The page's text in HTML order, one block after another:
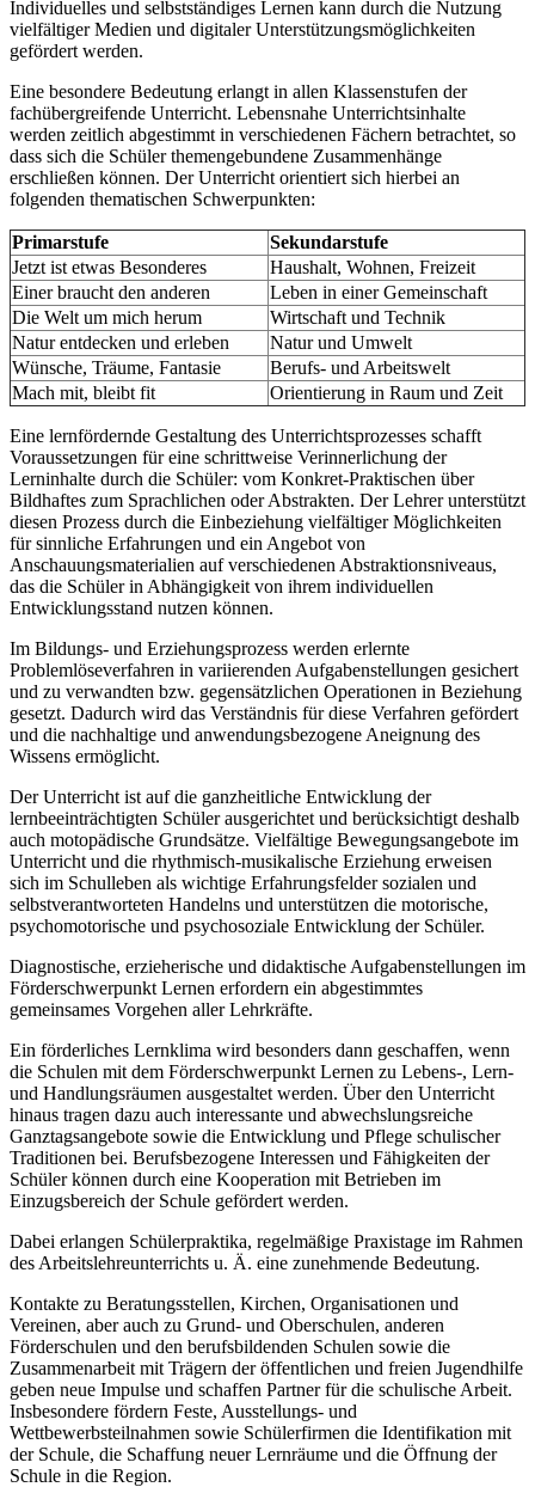
Individuelles und selbstständiges Lernen kann durch die Nutzung
vielfältiger Medien und digitaler Unterstützungsmöglichkeiten
gefördert werden.
Eine besondere Bedeutung erlangt in allen Klassenstufen der
fachübergreifende Unterricht. Lebensnahe Unterrichtsinhalte
werden zeitlich abgestimmt in verschiedenen Fächern betrachtet, so
dass sich die Schüler themengebundene Zusammenhänge
erschließen können. Der Unterricht orientiert sich hierbei an
folgenden thematischen Schwerpunkten:
Primarstufe
Sekundarstufe
Jetzt ist etwas Besonderes
Haushalt, Wohnen, Freizeit
Einer braucht den anderen
Leben in einer Gemeinschaft
Die Welt um mich herum
Wirtschaft und Technik
Natur entdecken und erleben
Natur und Umwelt
Wünsche, Träume, Fantasie
Berufs- und Arbeitswelt
Mach mit, bleibt fit
Orientierung in Raum und Zeit
Eine lernfördernde Gestaltung des Unterrichtsprozesses schafft
Voraussetzungen für eine schrittweise Verinnerlichung der
Lerninhalte durch die Schüler: vom Konkret-Praktischen über
Bildhaftes zum Sprachlichen oder Abstrakten. Der Lehrer unterstützt
diesen Prozess durch die Einbeziehung vielfältiger Möglichkeiten
für sinnliche Erfahrungen und ein Angebot von
Anschauungsmaterialien auf verschiedenen Abstraktionsniveaus,
das die Schüler in Abhängigkeit von ihrem individuellen
Entwicklungsstand nutzen können.
Im Bildungs- und Erziehungsprozess werden erlernte
Problemlöseverfahren in variierenden Aufgabenstellungen gesichert
und zu verwandten bzw. gegensätzlichen Operationen in Beziehung
gesetzt. Dadurch wird das Verständnis für diese Verfahren gefördert
und die nachhaltige und anwendungsbezogene Aneignung des
Wissens ermöglicht.
Der Unterricht ist auf die ganzheitliche Entwicklung der
lernbeeinträchtigten Schüler ausgerichtet und berücksichtigt deshalb
auch motopädische Grundsätze. Vielfältige Bewegungsangebote im
Unterricht und die rhythmisch-musikalische Erziehung erweisen
sich im Schulleben als wichtige Erfahrungsfelder sozialen und
selbstverantworteten Handelns und unterstützen die motorische,
psychomotorische und psychosoziale Entwicklung der Schüler.
Diagnostische, erzieherische und didaktische Aufgabenstellungen im
Förderschwerpunkt Lernen erfordern ein abgestimmtes
gemeinsames Vorgehen aller Lehrkräfte.
Ein förderliches Lernklima wird besonders dann geschaffen, wenn
die Schulen mit dem Förderschwerpunkt Lernen zu Lebens-, Lern-
und Handlungsräumen ausgestaltet werden. Über den Unterricht
hinaus tragen dazu auch interessante und abwechslungsreiche
Ganztagsangebote sowie die Entwicklung und Pflege schulischer
Traditionen bei. Berufsbezogene Interessen und Fähigkeiten der
Schüler können durch eine Kooperation mit Betrieben im
Einzugsbereich der Schule gefördert werden.
Dabei erlangen Schülerpraktika, regelmäßige Praxistage im Rahmen
des Arbeitslehreunterrichts u. Ä. eine zunehmende Bedeutung.
Kontakte zu Beratungsstellen, Kirchen, Organisationen und
Vereinen, aber auch zu Grund- und Oberschulen, anderen
Förderschulen und den berufsbildenden Schulen sowie die
Zusammenarbeit mit Trägern der öffentlichen und freien Jugendhilfe
geben neue Impulse und schaffen Partner für die schulische Arbeit.
Insbesondere fördern Feste, Ausstellungs- und
Wettbewerbsteilnahmen sowie Schülerfirmen die Identifikation mit
der Schule, die Schaffung neuer Lernräume und die Öffnung der
Schule in die Region.